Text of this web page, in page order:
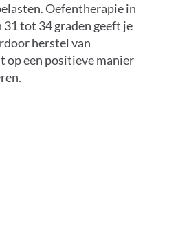
Oefentherapie in
tot 34 graden geeft je
herstel van
op een positieve manier